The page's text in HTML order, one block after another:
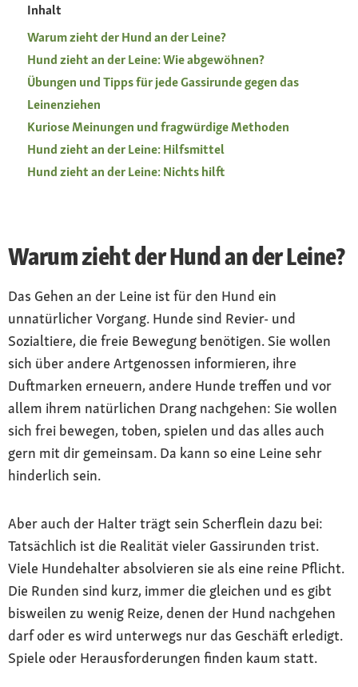
Inhalt
Warum zieht der Hund an der Leine?
Hund zieht an der Leine: Wie abgewöhnen?
Übungen und Tipps für jede Gassirunde gegen das
Leinenziehen
Kuriose Meinungen und fragwürdige Methoden
Hund zieht an der Leine: Hilfsmittel
Hund zieht an der Leine: Nichts hilft
Warum zieht der Hund an der Leine?
Das Gehen an der Leine ist für den Hund ein
unnatürlicher Vorgang. Hunde sind Revier- und
Sozialtiere, die freie Bewegung benötigen. Sie wollen
sich über andere Artgenossen informieren, ihre
Duftmarken erneuern, andere Hunde treffen und vor
allem ihrem natürlichen Drang nachgehen: Sie wollen
sich frei bewegen, toben, spielen und das alles auch
gern mit dir gemeinsam. Da kann so eine Leine sehr
hinderlich sein.
Aber auch der Halter trägt sein Scherflein dazu bei:
Tatsächlich ist die Realität vieler Gassirunden trist.
Viele Hundehalter absolvieren sie als eine reine Pflicht.
Die Runden sind kurz, immer die gleichen und es gibt
bisweilen zu wenig Reize, denen der Hund nachgehen
darf oder es wird unterwegs nur das Geschäft erledigt.
Spiele oder Herausforderungen finden kaum statt.